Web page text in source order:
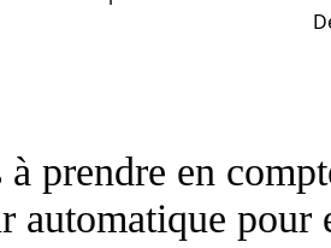
à prendre en
automatique pour